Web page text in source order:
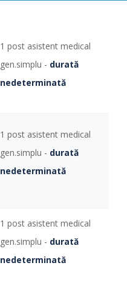
1 post asistent medical
gen.simplu - durată
nedeterminată
1 post asistent medical
gen.simplu - durată
nedeterminată
1 post asistent medical
gen.simplu - durată
nedeterminată